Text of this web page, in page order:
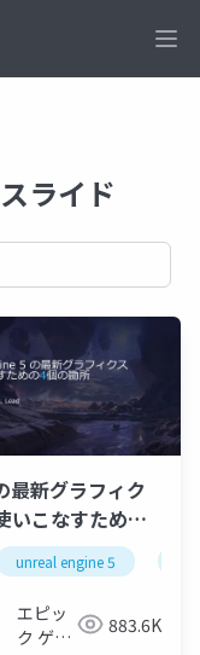
ライド
最新グラフィク
いこなすための4
所
unreal engine 5
エピッ
ク ゲー
883.6K